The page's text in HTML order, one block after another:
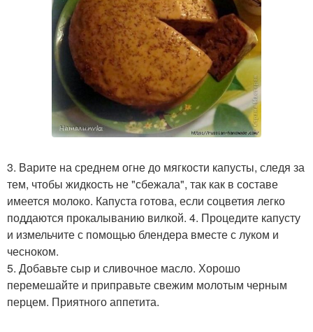
3. Варите на среднем огне до мягкости капусты, следя за
тем, чтобы жидкость не "сбежала", так как в составе
имеется молоко. Капуста готова, если соцветия легко
поддаются прокалыванию вилкой. 4. Процедите капусту
и измельчите с помощью блендера вместе с луком и
чесноком.
5. Добавьте сыр и сливочное масло. Хорошо
перемешайте и приправьте свежим молотым черным
перцем. Приятного аппетита.